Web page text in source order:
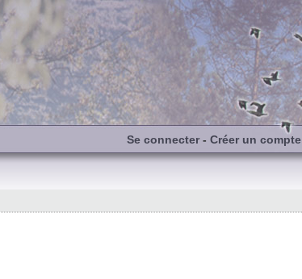
Se connecter- Créer un compte